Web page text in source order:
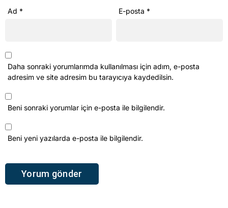
Ad * E-posta *
Daha sonraki yorumlarımda kullanılması için adım, e-posta
adresim ve site adresim bu tarayıcıya kaydedilsin.
Beni sonraki yorumlar için e-posta ile bilgilendir.
Beni yeni yazılarda e-posta ile bilgilendir.